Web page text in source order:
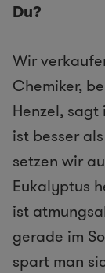
Du?
Wir
Chemiker,
Henzel,
ist besser
setzen wir
Eukalyptus
ist
gerade im
spart man